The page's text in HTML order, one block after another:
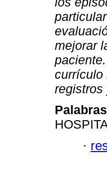
mejorar
currículo
registros
·